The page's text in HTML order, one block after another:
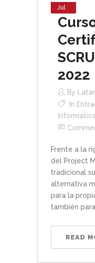
Jul
2022
By
In
Frente a la
del Project
tradicional
alternativa
para la
también
READ